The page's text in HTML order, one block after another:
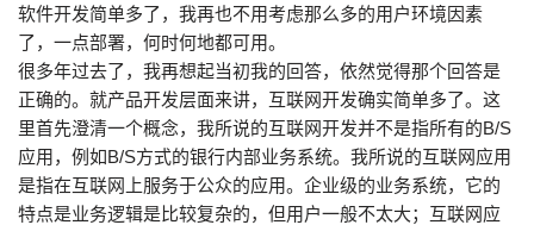
软件开发简单多了，我再也不用考虑那么多的用户环境因素
了，一点部署，何时何地都可用。
很多年过去了，我再想起当初我的回答，依然觉得那个回答是
正确的。就产品开发层面来讲，互联网开发确实简单多了。这
里首先澄清一个概念，我所说的互联网开发并不是指所有的B/S
应用，例如B/S方式的银行内部业务系统。我所说的互联网应用
是指在互联网上服务于公众的应用。企业级的业务系统，它的
特点是业务逻辑是比较复杂的，但用户一般不太大；互联网应